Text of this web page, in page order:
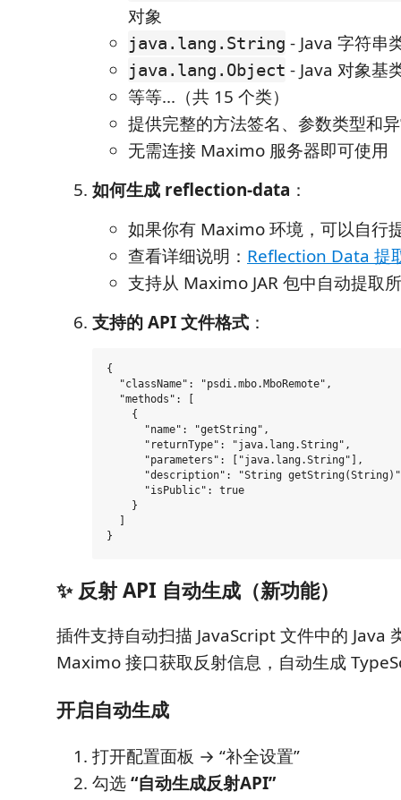
对象
java.lang.String - Java 字符串
java.lang.Object - Java 对象基
等等...（共 15 个类）
提供完整的方法签名、参数类型和
无需连接 Maximo 服务器即可使用
如何生成 reflection-data ：
如果你有 Maximo 环境，可以自行
查看详细说明： Reflection Data 提
支持从 Maximo JAR 包中自动提取
支持的 API 文件格式 ：
{
  "className": "psdi.mbo.MboRemote",
  "methods": [
    {
      "name": "getString",
      "returnType": "java.lang.String",
      "parameters": ["java.lang.String"],
"description": "String
      "isPublic": true
    }
✨ 反射 API 自动生成（新功能）
插件支持自动扫描 JavaScript 文件中的 Java
Maximo 接口获取反射信息，自动生成
开启自动生成
打开配置面板 → “补全设置”
勾选“自动生成反射API”